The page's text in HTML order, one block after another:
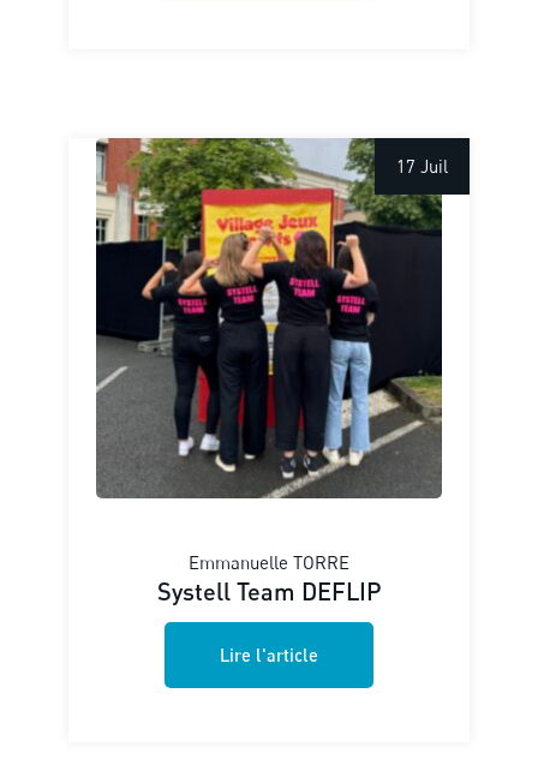
17 Juil
Emmanuelle TORRE
Systell Team DEFLIP
Lire l'article